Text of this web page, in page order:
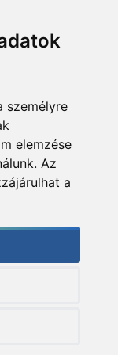
személyre
elemzése
Az
a